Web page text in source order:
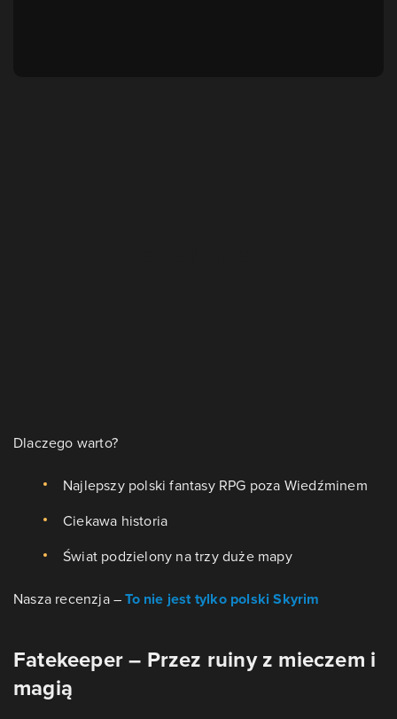
Dlaczego warto?
Najlepszy polski fantasy RPG poza Wiedźminem
Ciekawa historia
Świat podzielony na trzy duże mapy
Nasza recenzja –To nie jest tylko polski Skyrim
Fatekeeper – Przez ruiny z mieczem i
magią